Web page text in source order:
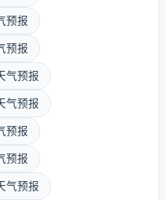
预报
预报
气预报
气预报
预报
预报
气预报